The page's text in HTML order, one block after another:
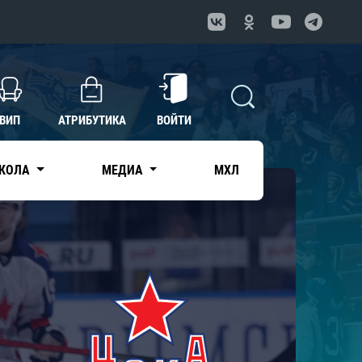
ВИП АТРИБУТИКА ВОЙТИ
МЕДИА МХЛ